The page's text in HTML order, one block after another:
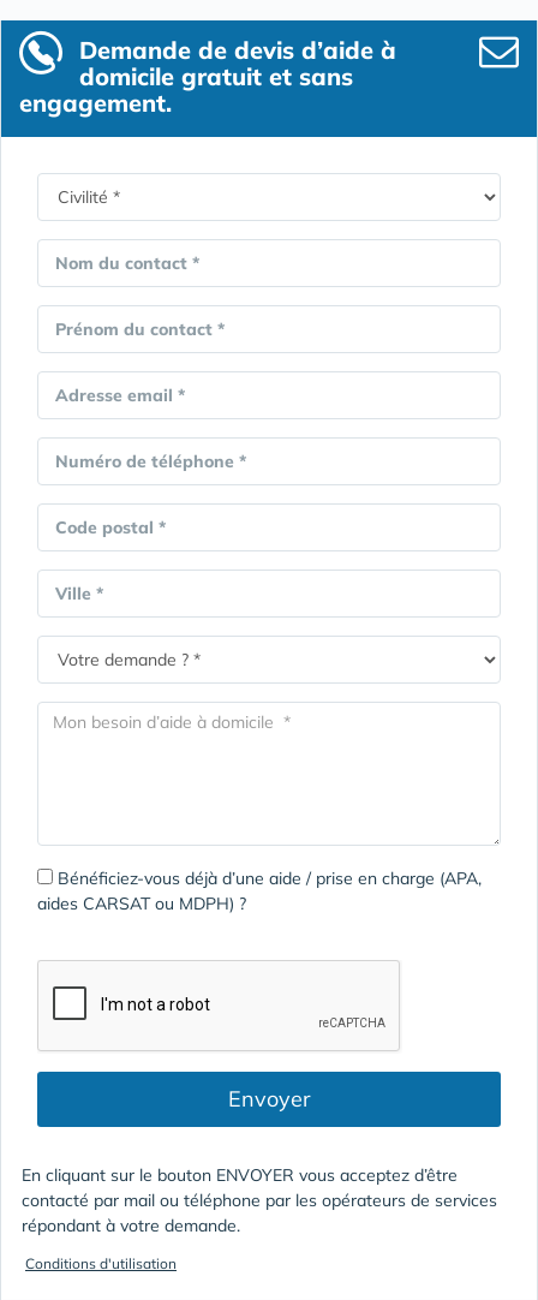
Demande de devis d’aide à
domicile gratuit et sans
engagement.
Nom du contact *
Prénom du contact *
Adresse email *
Numéro de téléphone *
Code postal *
Ville *
Bénéficiez-vous déjà d’une aide / prise en charge (APA,
aides CARSAT ou MDPH) ?
Envoyer
En cliquant sur le bouton ENVOYER vous acceptez d’être
contacté par mail ou téléphone par les opérateurs de services
répondant à votre demande.
Conditions d'utilisation